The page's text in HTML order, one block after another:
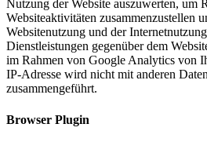
Nutzung der Website auszuwerten, um
Websiteaktivitäten zusammenzustellen
Websitenutzung und der
Dienstleistungen gegenüber dem
im Rahmen von Google Analytics von
IP-Adresse wird nicht mit anderen
zusammengeführt.
Browser Plugin